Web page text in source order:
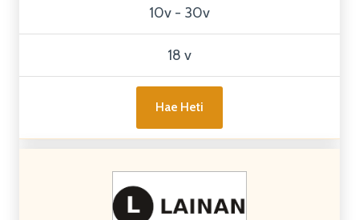
10v - 30v
18 v
Hae Heti